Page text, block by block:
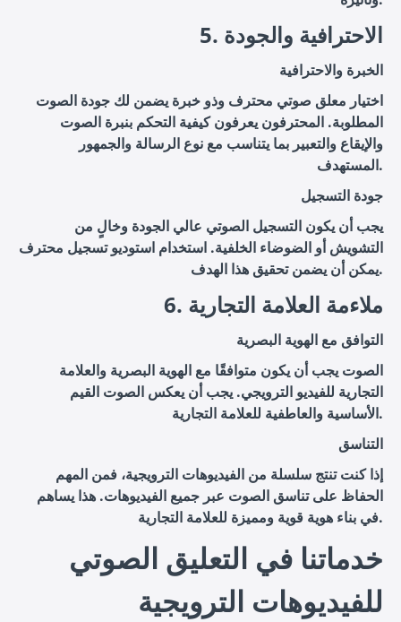
5. الاحترافية والجودة
الخبرة والاحترافية
اختيار معلق صوتي محترف وذو خبرة يضمن لك جودة الصوت
المطلوبة. المحترفون يعرفون كيفية التحكم بنبرة الصوت
والإيقاع والتعبير بما يتناسب مع نوع الرسالة والجمهور
المستهدف.
جودة التسجيل
يجب أن يكون التسجيل الصوتي عالي الجودة وخالٍ من
التشويش أو الضوضاء الخلفية. استخدام استوديو تسجيل محترف
يمكن أن يضمن تحقيق هذا الهدف.
6. ملاءمة العلامة التجارية
التوافق مع الهوية البصرية
الصوت يجب أن يكون متوافقًا مع الهوية البصرية والعلامة
التجارية للفيديو الترويجي. يجب أن يعكس الصوت القيم
الأساسية والعاطفية للعلامة التجارية.
التناسق
إذا كنت تنتج سلسلة من الفيديوهات الترويجية، فمن المهم
الحفاظ على تناسق الصوت عبر جميع الفيديوهات. هذا يساهم
في بناء هوية قوية ومميزة للعلامة التجارية.
خدماتنا في التعليق الصوتي
للفيديوهات الترويجية